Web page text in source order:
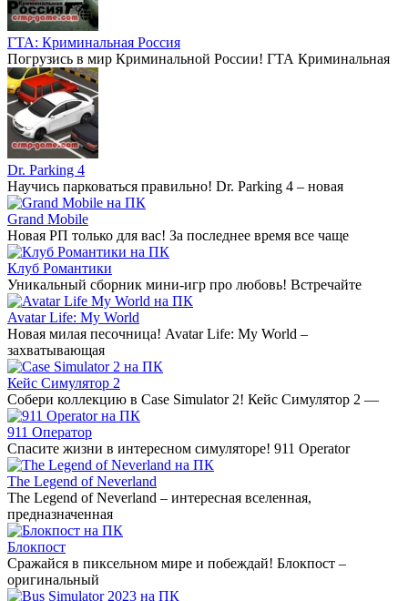
ГТА: Криминальная Россия
Погрузись в мир Криминальной России! ГТА Криминальная
Dr. Parking 4
Научись парковаться правильно! Dr. Parking 4 – новая
Grand Mobile
Новая РП только для вас! За последнее время все чаще
Клуб Романтики
Уникальный сборник мини-игр про любовь! Встречайте
Avatar Life: My World
Новая милая песочница! Avatar Life: My World –
захватывающая
Кейс Симулятор 2
Собери коллекцию в Case Simulator 2! Кейс Симулятор 2 —
911 Оператор
Спасите жизни в интересном симуляторе! 911 Operator
The Legend of Neverland
The Legend of Neverland – интересная вселенная,
предназначенная
Блокпост
Сражайся в пиксельном мире и побеждай! Блокпост –
оригинальный